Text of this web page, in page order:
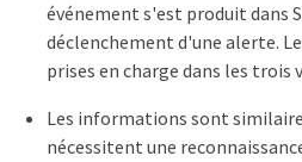
événement s'est produit dans
déclenchement d'une alerte.
prises en charge dans les trois
Les informations sont
nécessitent une